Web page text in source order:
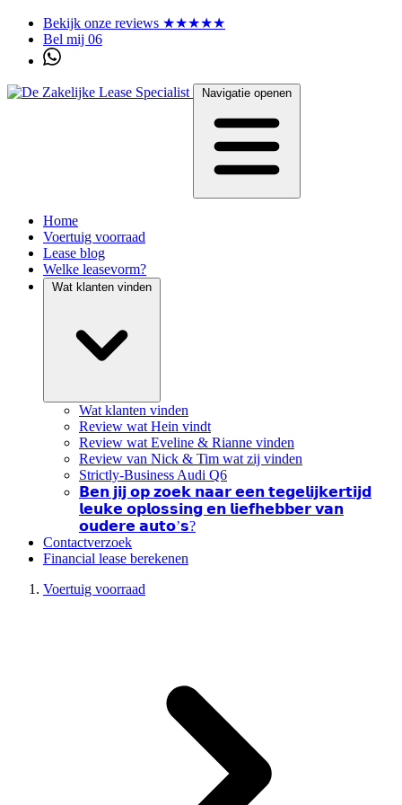
Bekijk onze reviews ★★★★★
Bel mij 06
Navigatie openen
Home
Voertuig voorraad
Lease blog
Welke leasevorm?
Wat klanten vinden
Wat klanten vinden
Review wat Hein vindt
Review wat Eveline & Rianne vinden
Review van Nick & Tim wat zij vinden
Strictly-Business Audi Q6
𝗕𝗲𝗻 𝗷𝗶𝗷 𝗼𝗽 𝘇𝗼𝗲𝗸 𝗻𝗮𝗮𝗿 𝗲𝗲𝗻 𝘁𝗲𝗴𝗲𝗹𝗶𝗷𝗸𝗲𝗿𝘁𝗶𝗷𝗱
𝗹𝗲𝘂𝗸𝗲 𝗼𝗽𝗹𝗼𝘀𝘀𝗶𝗻𝗴 𝗲𝗻 𝗹𝗶𝗲𝗳𝗵𝗲𝗯𝗯𝗲𝗿 𝘃𝗮𝗻
𝗼𝘂𝗱𝗲𝗿𝗲 𝗮𝘂𝘁𝗼’𝘀?
Contactverzoek
Financial lease berekenen
Voertuig voorraad